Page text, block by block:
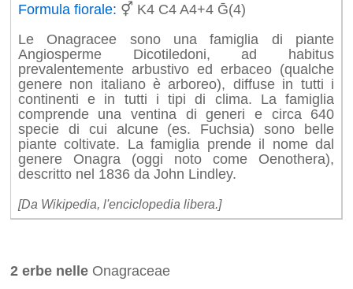
Formula fiorale: ⚥ K4 C4 A4+4 Ḡ(4)
Le Onagracee sono una famiglia di piante
Angiosperme Dicotiledoni, ad habitus
prevalentemente arbustivo ed erbaceo (qualche
genere non italiano è arboreo), diffuse in tutti i
continenti e in tutti i tipi di clima. La famiglia
comprende una ventina di generi e circa 640
specie di cui alcune (es. Fuchsia) sono belle
piante coltivate. La famiglia prende il nome dal
genere Onagra (oggi noto come Oenothera),
descritto nel 1836 da John Lindley.
[Da Wikipedia, l'enciclopedia libera.]
2 erbe nelle Onagraceae